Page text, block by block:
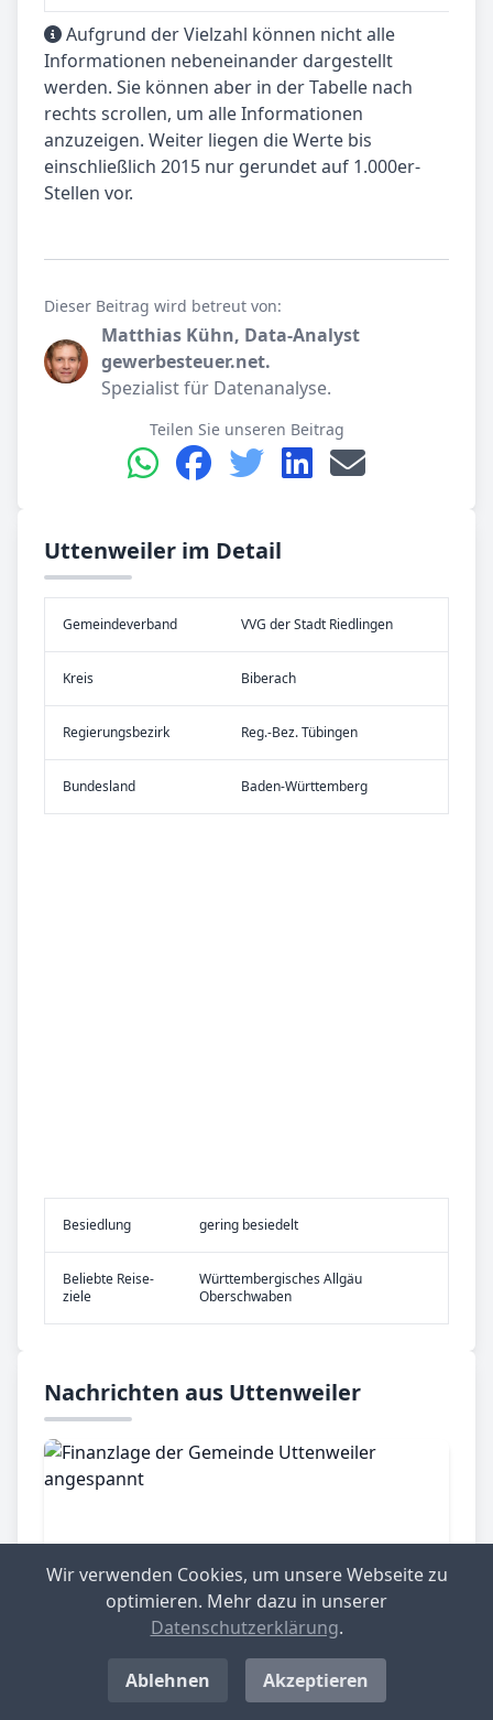
Aufgrund der Vielzahl können nicht alle
Informationen nebeneinander dargestellt
werden. Sie können aber in der Tabelle nach
rechts scrollen, um alle Informationen
anzuzeigen. Weiter liegen die Werte bis
einschließlich 2015 nur gerundet auf 1.000er-
Stellen vor.
Dieser Beitrag wird betreut von:
Matthias Kühn, Data-Analyst
gewerbesteuer.net.
Spezialist für Datenanalyse.
Teilen Sie unseren Beitrag
Uttenweiler im Detail
Gemeinde­verband VVG der Stadt Riedlingen
Kreis Biberach
Re­gier­ungs­bezirk Reg.-Bez. Tübingen
Bundes­land Baden-Württemberg
Be­sied­lung gering besiedelt
Be­lieb­te Rei­se­
zie­le
Württembergisches Allgäu
Oberschwaben
Nachrichten aus Uttenweiler
Uttenweiler, 26.02.2025
Wir verwenden Cookies, um unsere Webseite zu
optimieren. Mehr dazu in unserer
Datenschutzerklärung.
Ablehnen Akzeptieren